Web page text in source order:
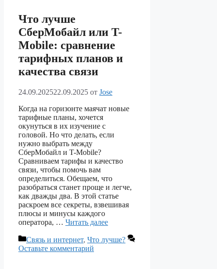
Что лучше
СберМобайл или T-
Mobile: сравнение
тарифных планов и
качества связи
24.09.202522.09.2025 от Jose
Когда на горизонте маячат новые
тарифные планы, хочется
окунуться в их изучение с
головой. Но что делать, если
нужно выбрать между
СберМобайл и T-Mobile?
Сравниваем тарифы и качество
связи, чтобы помочь вам
определиться. Обещаем, что
разобраться станет проще и легче,
как дважды два. В этой статье
раскроем все секреты, взвешивая
плюсы и минусы каждого
оператора, … Читать далее
Рубрики
Связь и интернет, Что лучше?
Оставьте комментарий